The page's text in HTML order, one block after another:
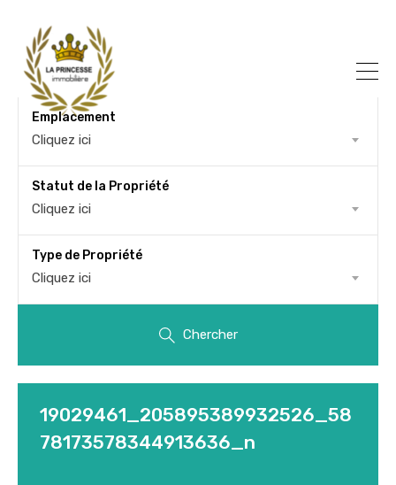
Emplacement
Cliquez ici
Statut de la Propriété
Cliquez ici
Type de Propriété
Cliquez ici
Chercher
19029461_205895389932526_58
78173578344913636_n